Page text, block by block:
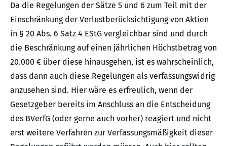
Da die Regelungen der Sätze 5 und 6 zum Teil mit der
Einschränkung der Verlustberücksichtigung von Aktien
in § 20 Abs. 6 Satz 4 EStG vergleichbar sind und durch
die Beschränkung auf einen jährlichen Höchstbetrag von
20.000 € über diese hinausgehen, ist es wahrscheinlich,
dass dann auch diese Regelungen als verfassungswidrig
anzusehen sind. Hier wäre es erfreulich, wenn der
Gesetzgeber bereits im Anschluss an die Entscheidung
des BVerfG (oder gerne auch vorher) reagiert und nicht
erst weitere Verfahren zur Verfassungsmäßigkeit dieser